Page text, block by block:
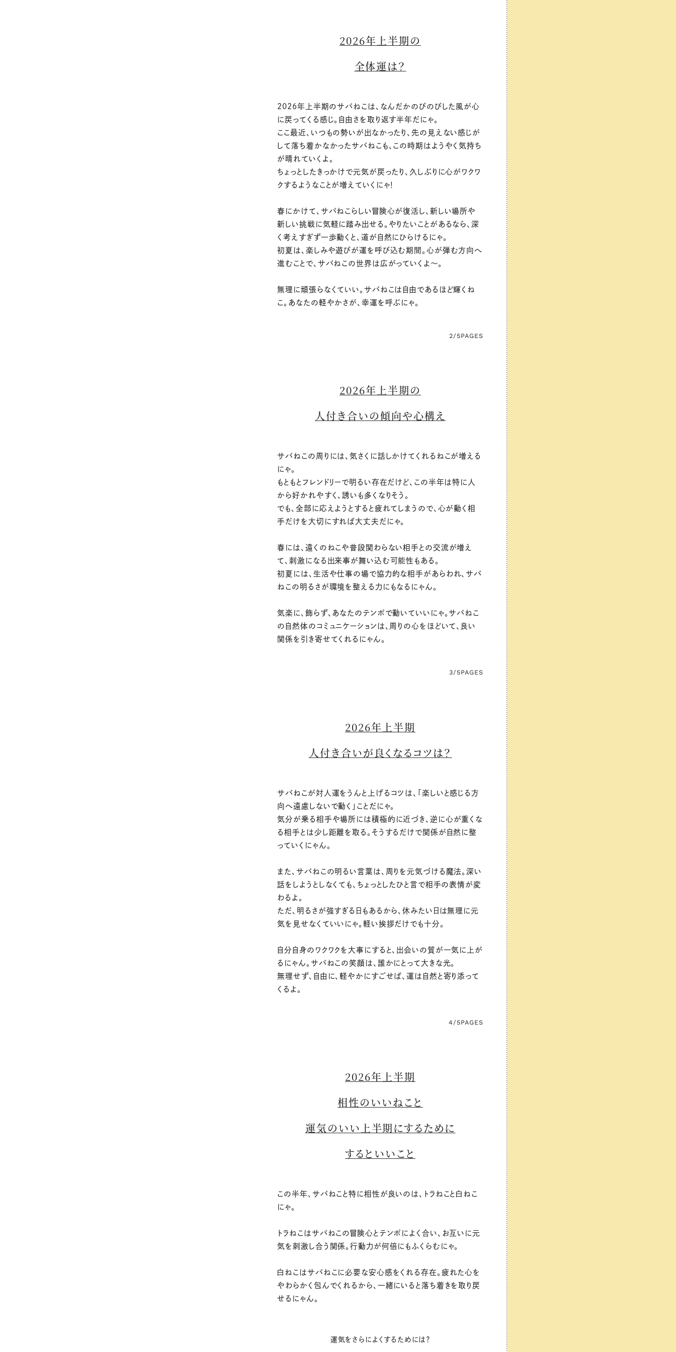
2026年上半期の
全体運は？
2026年上半期のサバねこは、なんだかのびのびした風が心
に戻ってくる感じ。自由さを取り返す半年だにゃ。
ここ最近、いつもの勢いが出なかったり、先の見えない感じが
して落ち着かなかったサバねこも、この時期はようやく気持ち
が晴れていくよ。
ちょっとしたきっかけで元気が戻ったり、久しぶりに心がワクワ
クするようなことが増えていくにゃ！
春にかけて、サバねこらしい冒険心が復活し、新しい場所や
新しい挑戦に気軽に踏み出せる。やりたいことがあるなら、深
く考えすぎず一歩動くと、道が自然にひらけるにゃ。
初夏は、楽しみや遊びが運を呼び込む期間。心が弾む方向へ
進むことで、サバねこの世界は広がっていくよ〜。
無理に頑張らなくていい。サバねこは自由であるほど輝くね
こ。あなたの軽やかさが、幸運を呼ぶにゃ。
2/5PAGES
2026年上半期の
人付き合いの傾向や心構え
サバねこの周りには、気さくに話しかけてくれるねこが増える
にゃ。
もともとフレンドリーで明るい存在だけど、この半年は特に人
から好かれやすく、誘いも多くなりそう。
でも、全部に応えようとすると疲れてしまうので、心が動く相
手だけを大切にすれば大丈夫だにゃ。
春には、遠くのねこや普段関わらない相手との交流が増え
て、刺激になる出来事が舞い込む可能性もある。
初夏には、生活や仕事の場で協力的な相手があらわれ、サバ
ねこの明るさが環境を整える力にもなるにゃん。
気楽に、飾らず、あなたのテンポで動いていいにゃ。サバねこ
の自然体のコミュニケーションは、周りの心をほどいて、良い
関係を引き寄せてくれるにゃん。
3/5PAGES
2026年上半期
人付き合いが良くなるコツは？
サバねこが対人運をうんと上げるコツは、「楽しいと感じる方
向へ遠慮しないで動く」ことだにゃ。
気分が乗る相手や場所には積極的に近づき、逆に心が重くな
る相手とは少し距離を取る。そうするだけで関係が自然に整
っていくにゃん。
また、サバねこの明るい言葉は、周りを元気づける魔法。深い
話をしようとしなくても、ちょっとしたひと言で相手の表情が変
わるよ。
ただ、明るさが強すぎる日もあるから、休みたい日は無理に元
気を見せなくていいにゃ。軽い挨拶だけでも十分。
自分自身のワクワクを大事にすると、出会いの質が一気に上が
るにゃん。サバねこの笑顔は、誰かにとって大きな光。
無理せず、自由に、軽やかにすごせば、運は自然と寄り添って
くるよ。
4/5PAGES
2026年上半期
相性のいいねこと
運気のいい上半期にするために
するといいこと
この半年、サバねこと特に相性が良いのは、トラねこと白ねこ
にゃ。
トラねこはサバねこの冒険心とテンポによく合い、お互いに元
気を刺激し合う関係。行動力が何倍にもふくらむにゃ。
白ねこはサバねこに必要な安心感をくれる存在。疲れた心を
やわらかく包んでくれるから、一緒にいると落ち着きを取り戻
せるにゃん。
運気をさらによくするためには？